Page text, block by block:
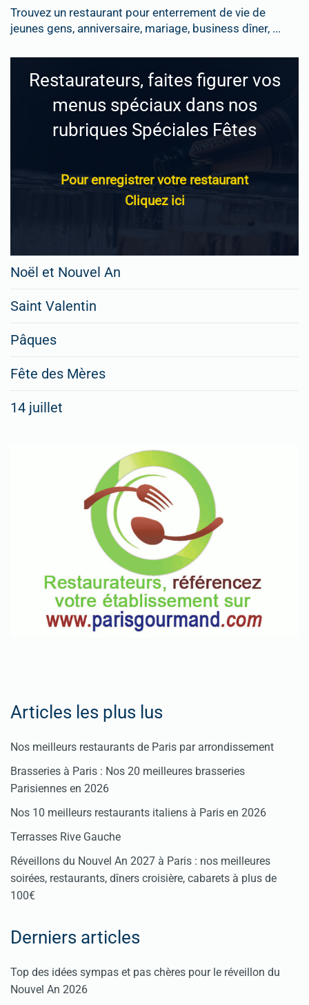
Trouvez un restaurant pour enterrement de vie de
jeunes gens, anniversaire, mariage, business dîner, ...
Restaurateurs, faites figurer vos
menus spéciaux dans nos
rubriques Spéciales Fêtes
Pour enregistrer votre restaurant
Cliquez ici
Noël et Nouvel An
Saint Valentin
Pâques
Fête des Mères
14 juillet
Articles les plus lus
Nos meilleurs restaurants de Paris par arrondissement
Brasseries à Paris : Nos 20 meilleures brasseries
Parisiennes en 2026
Nos 10 meilleurs restaurants italiens à Paris en 2026
Terrasses Rive Gauche
Réveillons du Nouvel An 2027 à Paris : nos meilleures
soirées, restaurants, dîners croisière, cabarets à plus de
100€
Derniers articles
Top des idées sympas et pas chères pour le réveillon du
Nouvel An 2026